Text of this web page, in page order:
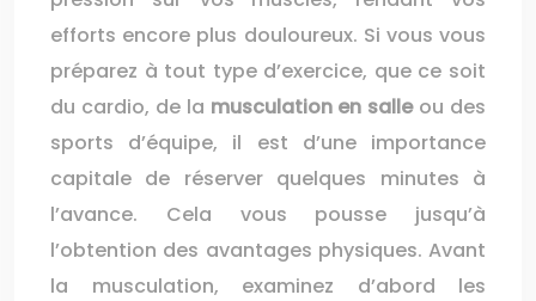
efforts encore plus douloureux. Si vous vous
préparez à tout type d’exercice, que ce soit
du cardio, de la musculation en salle ou des
sports d’équipe, il est d’une importance
capitale de réserver quelques minutes à
l’avance. Cela vous pousse jusqu’à
l’obtention des avantages physiques. Avant
la musculation, examinez d’abord les